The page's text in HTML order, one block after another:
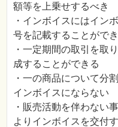
額等を上乗せするべき
・インボイスにはイン
号を記載することがで
・一定期間の取引を取
成することができる
・一の商品について分
インボイスにならない
・販売活動を伴わない
よりインボイスを交付